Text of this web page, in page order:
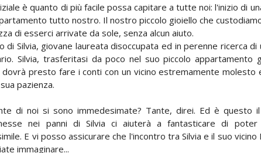
è quanto di più facile possa capitare a tutte noi: l'inizio di
tutto nostro. Il nostro piccolo gioiello che
di esserci arrivate da sole, senza alcun aiuto.
di Silvia, giovane laureata disoccupata ed in perenne ricerca
Silvia, trasferitasi da poco nel suo piccolo appartamento
dovrà presto fare i conti con un vicino estremamente molesto
pazienza.
di noi si sono immedesimate? Tante, direi. Ed è questo
nei panni di Silvia ci aiuterà a fantasticare di poter
E vi posso assicurare che l'incontro tra Silvia e il suo
immaginare...